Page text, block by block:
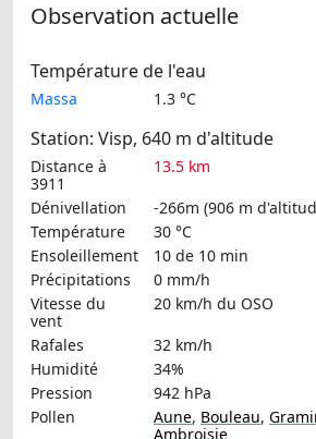
Observation actuelle
Température de l'eau
Massa 1.3 °C
Station: Visp, 640 m d'altitude
Distance à
3911
13.5 km
Dénivellation
-266m (906 m
Température
30 °C
Ensoleillement
10 de 10 min
Précipitations
0 mm/h
Vitesse du
vent
20 km/h du OSO
Rafales
32 km/h
Humidité
34%
Pression
942 hPa
Pollen
Aune, Bouleau,
Ambroisie